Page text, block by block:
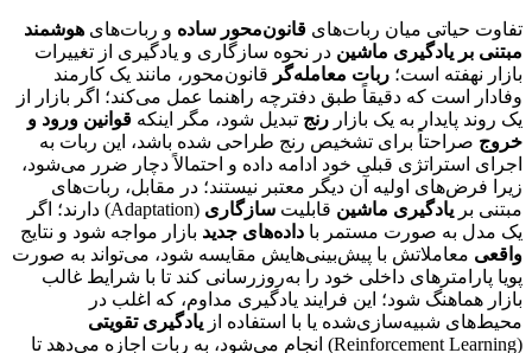
تفاوت حیاتی میان ربات‌های قانون‌محور ساده و ربات‌های هوشمند
مبتنی بر یادگیری ماشین در نحوه سازگاری و یادگیری از تغییرات
بازار نهفته است؛ ربات معامله‌گر قانون‌محور، مانند یک کارمند
وفادار است که دقیقاً طبق دفترچه راهنما عمل می‌کند؛ اگر بازار از
یک روند پایدار به یک بازار رنج تبدیل شود، مگر اینکه قوانین ورود و
خروج صراحتاً برای تشخیص رنج طراحی شده باشد، این ربات به
اجرای استراتژی قبلی خود ادامه داده و احتمالاً دچار ضرر می‌شود،
زیرا فرض‌های اولیه آن دیگر معتبر نیستند؛ در مقابل، ربات‌های
مبتنی بر یادگیری ماشین قابلیت سازگاری
(Adaptation) دارند؛ اگر
یک مدل به صورت مستمر با داده‌های جدید بازار مواجه شود و نتایج
واقعی معاملاتش با پیش‌بینی‌هایش مقایسه شود، می‌تواند به صورت
پویا پارامترهای داخلی خود را به‌روزرسانی کند تا با شرایط غالب
بازار هماهنگ شود؛ این فرایند یادگیری مداوم، که اغلب در
محیط‌های شبیه‌سازی‌شده یا با استفاده از یادگیری تقویتی
(Reinforcement Learning) انجام می‌شود، به ربات اجازه می‌دهد تا